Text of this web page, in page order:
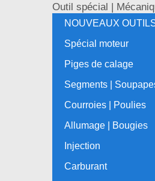
Outil spécial |
NOUVEAUX
Spécial moteur
Piges de calage
Segments |
Courroies | Poulies
Allumage | Bougies
Injection
Carburant